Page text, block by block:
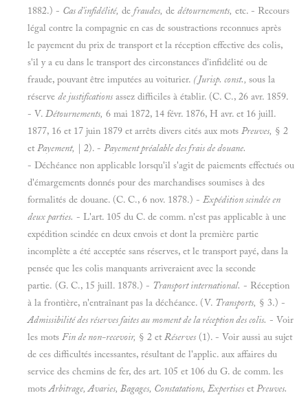
1882.) - Cas d'infidélité, de fraudes, de détournements, etc. - Recours
légal contre la compagnie en cas de soustractions reconnues après
le payement du prix de transport et la réception effective des colis,
s'il y a eu dans le transport des circonstances d'infidélité ou de
fraude, pouvant être imputées au voiturier. (Jurisp. const., sous la
réserve de justifications assez difficiles à établir. (C. C., 26 avr. 1859.
- V. Détournements, 6 mai 1872, 14 févr. 1876, H avr. et 16 juill.
1877, 16 et 17 juin 1879 et arrêts divers cités aux mots Preuves, § 2
etPayement, | 2). - Payement préalable des frais de douane.
- Déchéance non applicable lorsqu'il s'agit de paiements effectués ou
d'émargements donnés pour des marchandises soumises à des
formalités de douane. (C. C., 6 nov. 1878.) - Expédition scindée en
deux parties. - L'art. 105 du C. de comm. n'est pas applicable à une
expédition scindée en deux envois et dont la première partie
incomplète a été acceptée sans réserves, et le transport payé, dans la
pensée que les colis manquants arriveraient avec la seconde
partie. (G. C., 15 juill. 1878.) - Transport international. - Réception
à la frontière, n'entraînant pas la déchéance. (V. Transports, § 3.) -
Admissibilité des réserves faites au moment de la réception des colis. - Voir
les mots Fin de non-recevoir, § 2 etRéserves (1). - Voir aussi au sujet
de ces difficultés incessantes, résultant de l'applic. aux affaires du
service des chemins de fer, des art. 105 et 106 du G. de comm. les
motsArbitrage, Avaries, Bagages, Constatations, Expertises etPreuves.